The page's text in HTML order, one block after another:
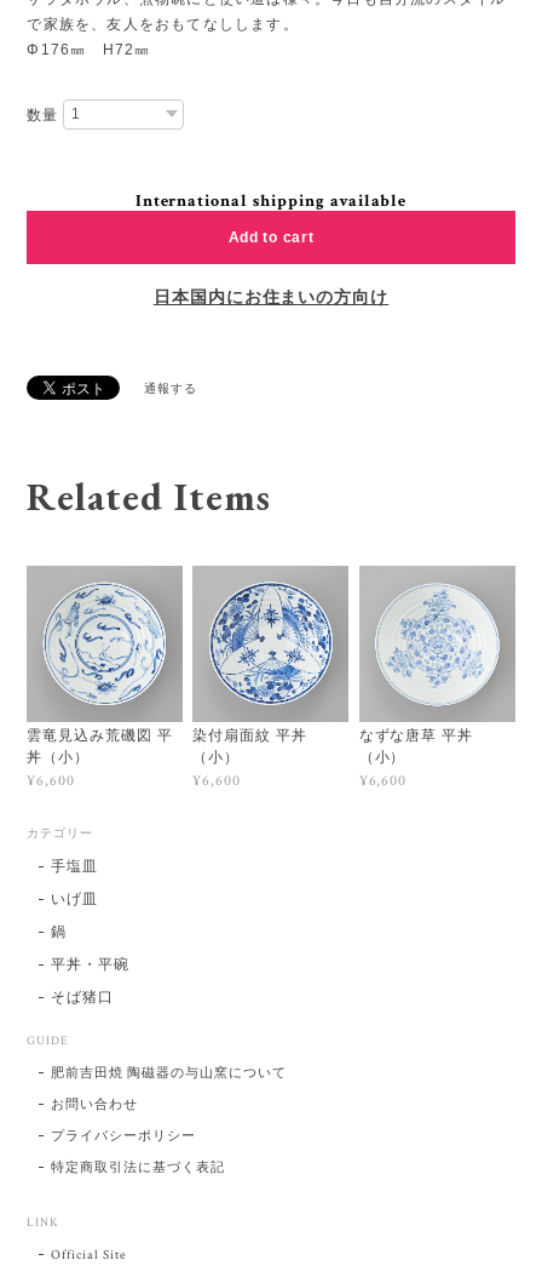
で家族を、友人をおもてなしします。
Φ176㎜ H72㎜
数量
International shipping available
Add to cart
日本国内にお住まいの方向け
通報する
Related Items
雲竜見込み荒磯図 平
丼（小）
¥6,600
染付扇面紋 平丼
（小）
¥6,600
なずな唐草 平丼
（小）
¥6,600
カテゴリー
手塩皿
いげ皿
鍋
平丼・平碗
そば猪口
GUIDE
肥前吉田焼 陶磁器の与山窯について
お問い合わせ
プライバシーポリシー
特定商取引法に基づく表記
LINK
Official Site